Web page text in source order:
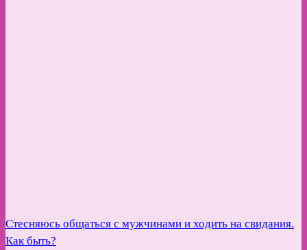
Стесняюсь общаться с мужчинами и ходить на свидания.
Как быть?